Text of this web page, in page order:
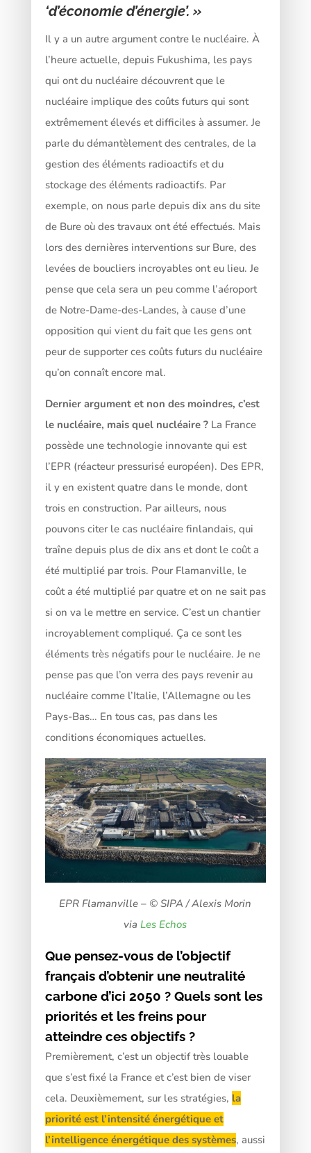
‘d’économie d’énergie’. »
Il y a un autre argument contre le nucléaire. À
l’heure actuelle, depuis Fukushima, les pays
qui ont du nucléaire découvrent que le
nucléaire implique des coûts futurs qui sont
extrêmement élevés et difficiles à assumer. Je
parle du démantèlement des centrales, de la
gestion des éléments radioactifs et du
stockage des éléments radioactifs. Par
exemple, on nous parle depuis dix ans du site
de Bure où des travaux ont été effectués. Mais
lors des dernières interventions sur Bure, des
levées de boucliers incroyables ont eu lieu. Je
pense que cela sera un peu comme l’aéroport
de Notre-Dame-des-Landes, à cause d’une
opposition qui vient du fait que les gens ont
peur de supporter ces coûts futurs du nucléaire
qu’on connaît encore mal.
Dernier argument et non des moindres, c’est
le nucléaire, mais quel nucléaire ?La France
possède une technologie innovante qui est
l’EPR (réacteur pressurisé européen). Des EPR,
il y en existent quatre dans le monde, dont
trois en construction. Par ailleurs, nous
pouvons citer le cas nucléaire finlandais, qui
traîne depuis plus de dix ans et dont le coût a
été multiplié par trois. Pour Flamanville, le
coût a été multiplié par quatre et on ne sait pas
si on va le mettre en service. C’est un chantier
incroyablement compliqué. Ça ce sont les
éléments très négatifs pour le nucléaire. Je ne
pense pas que l’on verra des pays revenir au
nucléaire comme l’Italie, l’Allemagne ou les
Pays-Bas… En tous cas, pas dans les
conditions économiques actuelles.
EPR Flamanville – © SIPA / Alexis Morin
via Les Echos
Que pensez-vous de l’objectif
français d’obtenir une neutralité
carbone d’ici 2050 ? Quels sont les
priorités et les freins pour
atteindre ces objectifs ?
Premièrement, c’est un objectif très louable
que s’est fixé la France et c’est bien de viser
cela. Deuxièmement, sur les stratégies, la
priorité est l’intensité énergétique et
l’intelligence énergétique des systèmes, aussi